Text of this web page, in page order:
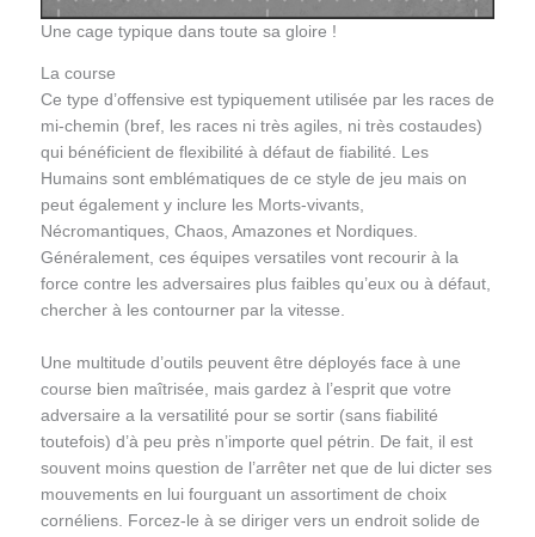
Une cage typique dans toute sa gloire !
La course
Ce type d’offensive est typiquement utilisée par les races de
mi-chemin (bref, les races ni très agiles, ni très costaudes)
qui bénéficient de flexibilité à défaut de fiabilité. Les
Humains sont emblématiques de ce style de jeu mais on
peut également y inclure les Morts-vivants,
Nécromantiques, Chaos, Amazones et Nordiques.
Généralement, ces équipes versatiles vont recourir à la
force contre les adversaires plus faibles qu’eux ou à défaut,
chercher à les contourner par la vitesse.
Une multitude d’outils peuvent être déployés face à une
course bien maîtrisée, mais gardez à l’esprit que votre
adversaire a la versatilité pour se sortir (sans fiabilité
toutefois) d’à peu près n’importe quel pétrin. De fait, il est
souvent moins question de l’arrêter net que de lui dicter ses
mouvements en lui fourguant un assortiment de choix
cornéliens. Forcez-le à se diriger vers un endroit solide de